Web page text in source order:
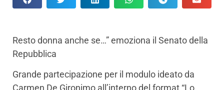
Resto donna anche se…” emoziona il Senato della
Repubblica
Grande partecipazione per il modulo ideato da
Carmen De Gironimo all’interno del format “Lo